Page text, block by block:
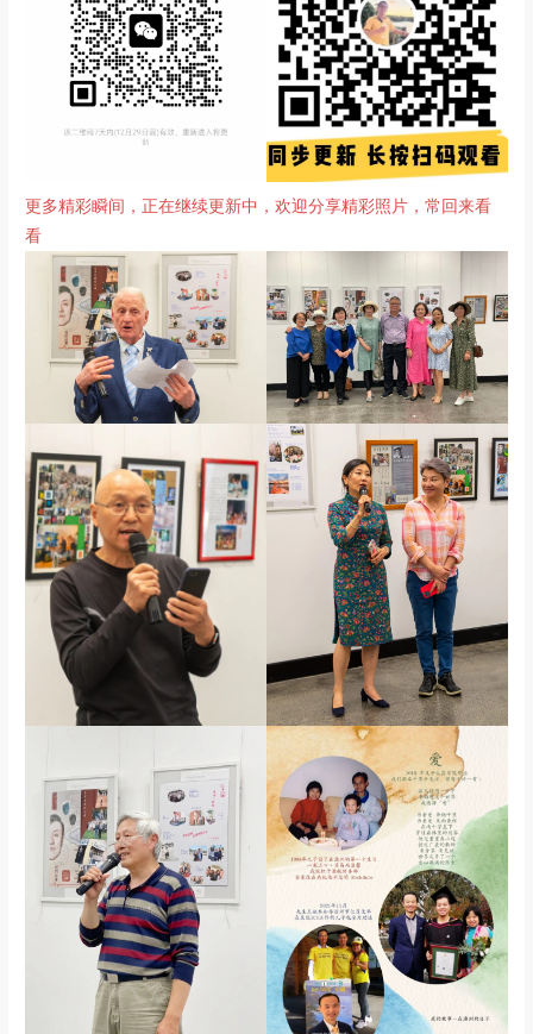
更多精彩瞬间，正在继续更新中，欢迎分享精彩照片，常回来看
看